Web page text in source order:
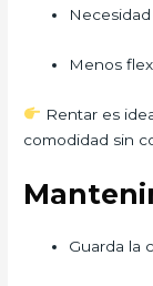
Menos
Rentar es
comodidad sin
Guarda la